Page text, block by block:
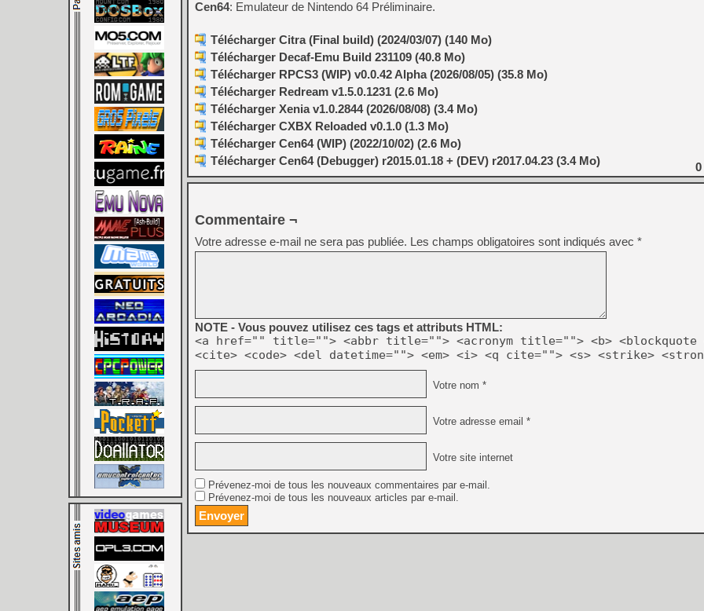
[Mo5] Brickboy cherche à
[GK] Minecraft et ses «
[GK] Beast of
[GK] Ubisoft : fin de partie
[GK] Mémoire cash -
[GK] Dan Houser (GTA)
[GK] Comment EA Sports
[GK] Crimson Moon : un
[GK] Isle of Reveries : le
Cen64: Emulateur de Nintendo 64 Préliminaire.
Télécharger Citra (Final build) (2024/03/07) (140 Mo)
Télécharger Decaf-Emu Build 231109 (40.8 Mo)
Télécharger RPCS3 (WIP) v0.0.42 Alpha (2026/08/05) (35.8 Mo)
Télécharger Redream v1.5.0.1231 (2.6 Mo)
Télécharger Xenia v1.0.2844 (2026/08/08) (3.4 Mo)
Télécharger CXBX Reloaded v0.1.0 (1.3 Mo)
Télécharger Cen64 (WIP) (2022/10/02) (2.6 Mo)
Télécharger Cen64 (Debugger) r2015.01.18 + (DEV) r2017.04.23 (3.4 Mo)
0
Commentaire ¬
Votre adresse e-mail ne sera pas publiée. Les champs obligatoires sont indiqués avec *
NOTE - Vous pouvez utilisez ces tags et attributs HTML:
<a href="" title=""> <abbr title=""> <acronym title=""> <b> <blockquote
<cite> <code> <del datetime=""> <em> <i> <q cite=""> <s> <strike>
Votre nom *
Votre adresse email *
Votre site internet
Prévenez-moi de tous les nouveaux commentaires par e-mail.
Prévenez-moi de tous les nouveaux articles par e-mail.